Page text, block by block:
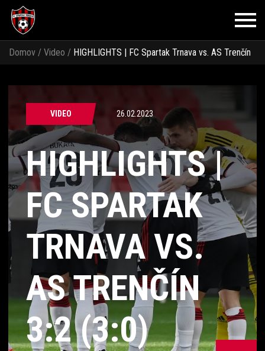
Domov / Video / HIGHLIGHTS | FC Spartak Trnava vs. AS Trenčín
VIDEO 26.02.2023
HIGHLIGHTS |
FC SPARTAK
TRNAVA VS.
AS TRENČÍN
3:2 (3:0)